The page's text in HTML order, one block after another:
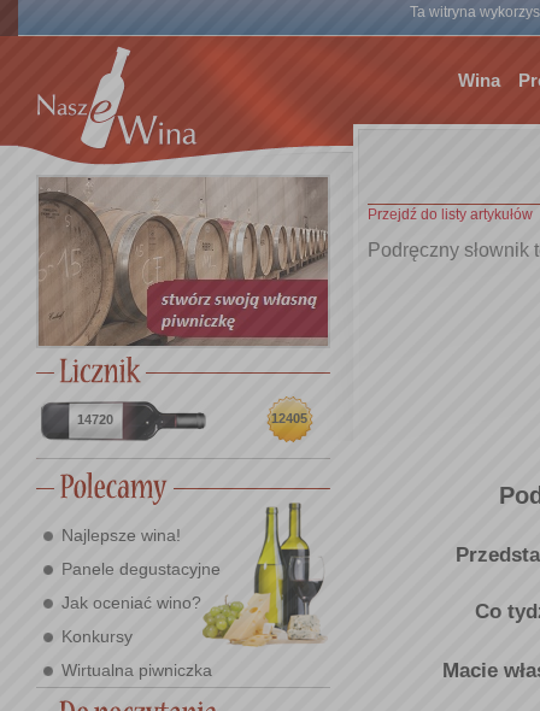
Ta witryna
Wina
14720 12405
Najlepsze wina!
Panele degustacyjne
Jak oceniać wino?
Konkursy
Wirtualna piwniczka
Przejdź do listy artykułów
Podręczny
Co
Macie